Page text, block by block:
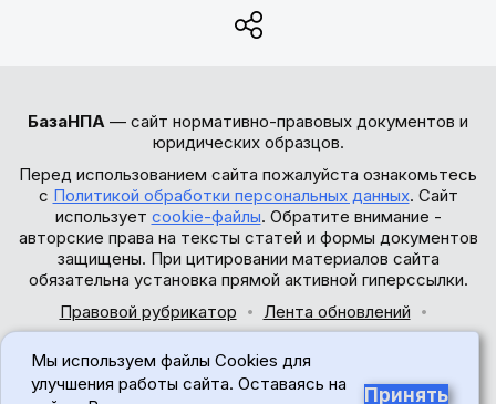
БазаНПА — сайт нормативно-правовых документов и
юридических образцов.
Перед использованием сайта пожалуйста ознакомьтесь
с Политикой обработки персональных данных. Сайт
использует cookie-файлы. Обратите внимание -
авторские права на тексты статей и формы документов
защищены. При цитировании материалов сайта
обязательна установка прямой активной гиперссылки.
Правовой рубрикатор
Лента обновлений
© 2017-2026
Мы используем файлы Cookies для
улучшения работы сайта. Оставаясь на
Принять